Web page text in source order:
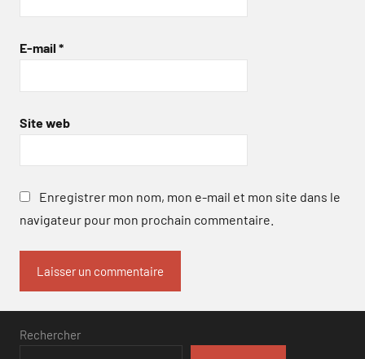
E-mail *
Site web
Enregistrer mon nom, mon e-mail et mon site dans le
navigateur pour mon prochain commentaire.
Rechercher